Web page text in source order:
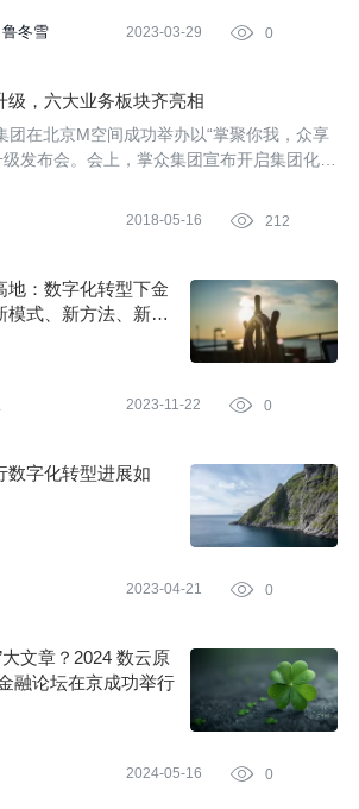
鲁冬雪 2023-03-29  0
级，六大业务板块齐亮相
团在北京M空间成功举办以“掌聚你我，众享
发布会。会上，掌众集团宣布开启集团化战
板块整体亮相，掌众集团将以此次战略升级
据、技术和运营能力，各个业务板块协同发
2018-05-16  212
地：数字化转型下金
模式、新方法、新探
2023-11-22  0
数字化转型进展如
2023-04-21  0
文章？2024 数云原
融论坛在京成功举行
2024-05-16  0